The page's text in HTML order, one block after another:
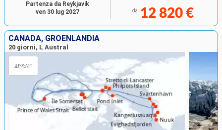
da 12 820 €
Partenza da Reykjavik
ven 30 lug 2027
CANADA, GROENLANDIA
20 giorni, L Austral